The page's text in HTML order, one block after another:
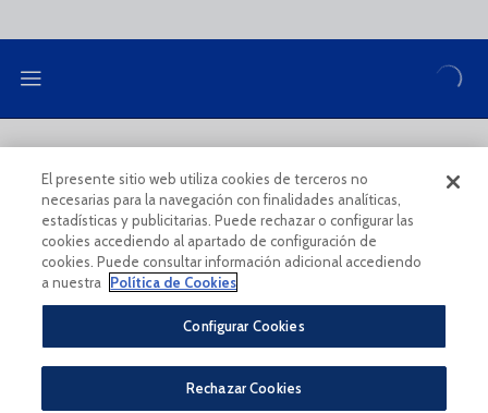
COOKIES POLICY LEGAL CONDITIONS
Privacy Policy
El presente sitio web utiliza cookies de terceros no
necesarias para la navegación con finalidades analíticas,
estadísticas y publicitarias. Puede rechazar o configurar las
cookies accediendo al apartado de configuración de
cookies. Puede consultar información adicional accediendo
a nuestra
Política de Cookies
Configurar Cookies
Rechazar Cookies